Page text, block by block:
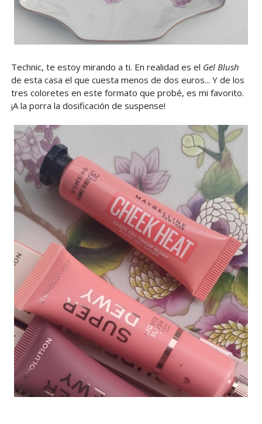
Technic, te estoy mirando a ti. En realidad es el Gel Blush
de esta casa el que cuesta menos de dos euros... Y de los
tres coloretes en este formato que probé, es mi favorito.
¡A la porra la dosificación de suspense!